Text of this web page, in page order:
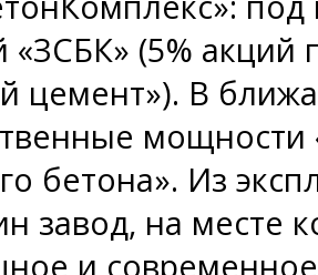
«ЗСБК» (5% акций
цемент»). В
мощности
бетона». Из
завод, на месте
и